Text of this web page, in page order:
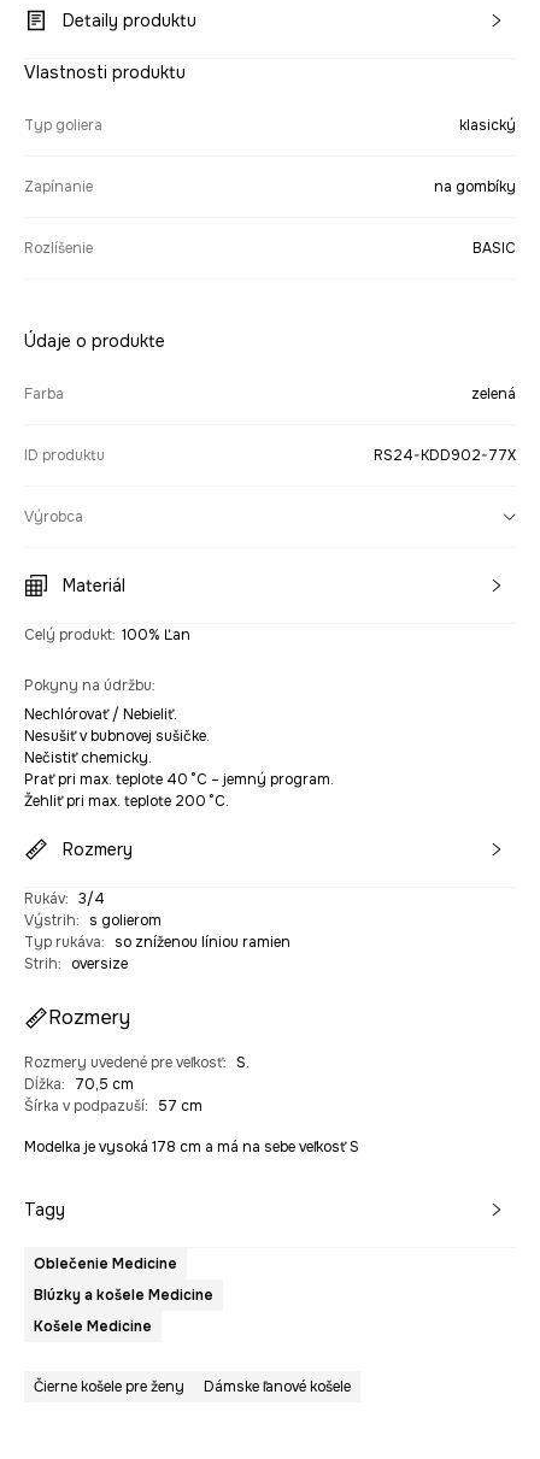
Detaily produktu
Vlastnosti produktu
Typ goliera klasický
Zapínanie na gombíky
Rozlíšenie BASIC
Údaje o produkte
Farba zelená
ID produktu RS24-KDD902-77X
Výrobca
Materiál
Celý produkt: 100% Ľan
Pokyny na údržbu:
Nechlórovať / Nebieliť.
Nesušiť v bubnovej sušičke.
Nečistiť chemicky.
Prať pri max. teplote 40 °C – jemný program.
Žehliť pri max. teplote 200 °C.
Rozmery
Rukáv: 3/4
Výstrih:
s golierom
Typ rukáva:
so zníženou líniou ramien
Strih: oversize
Rozmery
Rozmery uvedené pre veľkosť: S.
Dĺžka:
70,5 cm
Šírka v podpazuší: 57 cm
Modelka je vysoká 178 cm a má na sebe veľkosť S
Tagy
Oblečenie Medicine
Blúzky a košele Medicine
Košele Medicine
Čierne košele pre ženy Dámske ľanové košele